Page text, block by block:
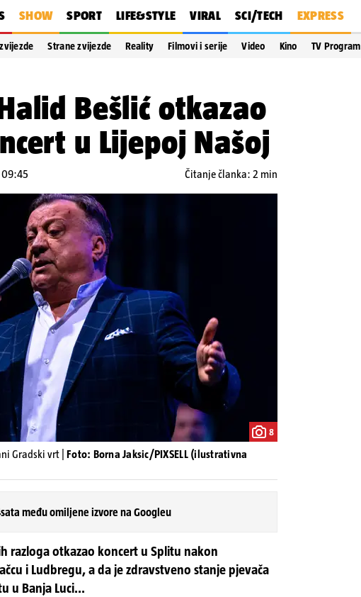
SHOW SPORT LIFE&STYLE VIRAL SCI/TECH EXPRESS
Strane zvijezde Reality Filmovi i serije Video Kino TV Program
Bešlić otkazao
u Lijepoj Našoj
09:45 Čitanje članka: 2 min
8
Gradski vrt | Foto: Borna Jaksic/PIXSELL (ilustrativna
među omiljene izvore na Googleu
razloga otkazao koncert u Splitu nakon
i Ludbregu, a da je zdravstveno stanje pjevača
u Banja Luci...